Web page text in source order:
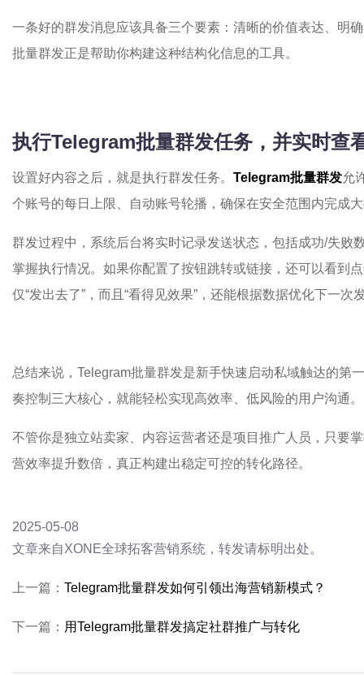
一条好的群发消息应该具备三个要素：清晰的价值表达、明
批量群发正是帮助你构建这种结构化信息的工具。
执行Telegram批量群发任务，并实时查
设置好内容之后，就是执行群发任务。 Telegram批量群发允
个账号的每日上限、自动账号轮播，确保在安全范围内完成
群发过程中，系统后台将实时记录发送状态，包括成功/失败
掌握执行情况。如果你配置了按钮跳转或链接，还可以看到
仅“发出去了”，而且“看得见效果”，还能根据数据优化下一次
总结来说，Telegram批量群发是新手快速启动私域触达的第
奏控制三大核心，就能轻松实现高效率、低风险的用户沟通。
不管你是独立站卖家、内容运营者还是项目推广人员，只要
营效率提升数倍，真正构建出稳定可控的转化路径。
2025-05-08
文章来自XONE全球拓客营销系统，转发请标明出处。
上一篇： Telegram批量群发如何引领出海营销新模式？
下一篇： 用Telegram批量群发搞定社群推广与转化